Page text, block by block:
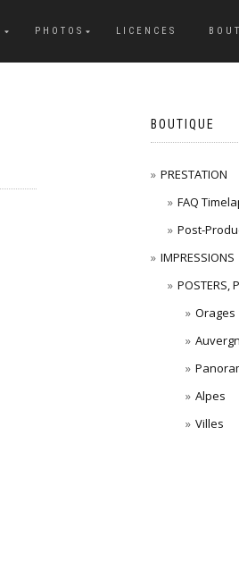
PHOTOS LICENCES
BOUTIQUE
PRESTATION
FAQ
Post-
IMPRESSIONS
POSTERS,
Orages
Alpes
Villes